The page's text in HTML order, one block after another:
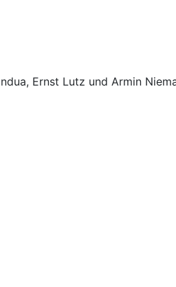
Ernst Lutz und Armin